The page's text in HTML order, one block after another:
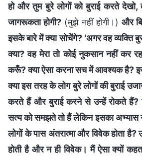
हो और तुम बुरे लोगों को बुराई करते देखो,
जागरूकता होगी? (मुझे नहीं होगी।)और
इसके बारे में क्या सोचेंगे? ‘अगर वह व्यक्ति
क्या? वह मेरा तो कोई नुकसान नहीं कर
करूँ? क्या ऐसा करना सच में आवश्यक है?
क्या इस तरह के लोग बुरे लोगों की बुराई
करते हैं और बुराई करने से उन्हें रोकते हैं?
सत्य को समझते तो हैं लेकिन इसका
लोगों के पास अंतरात्मा और विवेक होता है?
होती है और न ही विवेक। मैं ऐसा क्यों